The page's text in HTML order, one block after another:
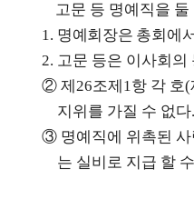
고문 등 명예직을 둘
1. 명예회장은 총회에
2. 고문 등은 이사회의
② 제26조제 1항 각 호(
지위를 가질 수 없다
③ 명예직에 위촉된
는 실비로 지급 할